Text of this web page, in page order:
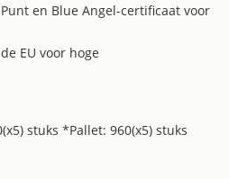
en Blue Angel-certificaat voor
EU voor hoge
stuks *Pallet: 960(x5) stuks